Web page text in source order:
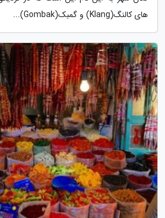
های کالنگ(Klang) و گمبک(Gombak)...